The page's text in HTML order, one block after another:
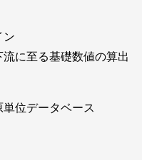
ン
に至る基礎数値の算出
位データベース